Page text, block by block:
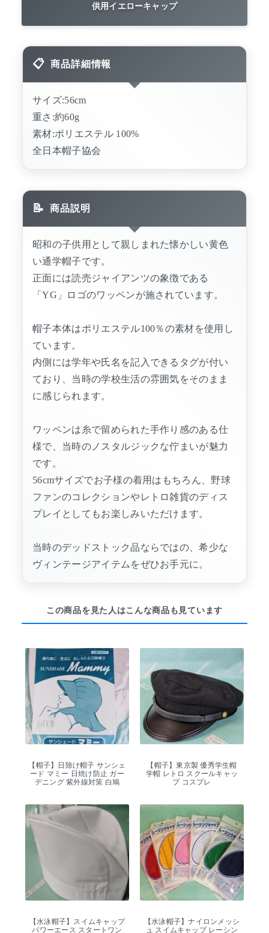
供用イエローキャップ
商品詳細情報
サイズ:56cm
重さ:約60g
素材:ポリエステル 100%
全日本帽子協会
商品説明
昭和の子供用として親しまれた懐かしい黄色
い通学帽子です。
正面には読売ジャイアンツの象徴である
「YG」ロゴのワッペンが施されています。
帽子本体はポリエステル100％の素材を使用し
ています。
内側には学年や氏名を記入できるタグが付い
ており、当時の学校生活の雰囲気をそのまま
に感じられます。
ワッペンは糸で留められた手作り感のある仕
様で、当時のノスタルジックな佇まいが魅力
です。
56cmサイズでお子様の着用はもちろん、野球
ファンのコレクションやレトロ雑貨のディス
プレイとしてもお楽しみいただけます。
当時のデッドストック品ならではの、希少な
ヴィンテージアイテムをぜひお手元に。
この商品を見た人はこんな商品も見ています
【帽子】日除け帽子 サンシェ
ード マミー 日焼け防止 ガー
デニング 紫外線対策 白鳩
【帽子】東京製 優秀学生帽
学帽 レトロ スクールキャッ
プ コスプレ
【水泳帽子】スイムキャップ
パワーエース スタートワン
【水泳帽子】ナイロンメッシ
ュ スイムキャップ レーシン